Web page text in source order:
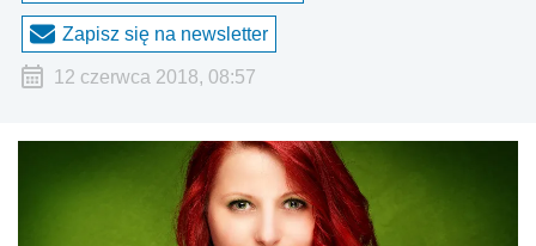
Zapisz się na newsletter
12 czerwca 2018, 08:57